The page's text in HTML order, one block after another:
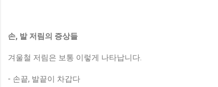
손, 발 저림의 증상들
겨울철 저림은 보통 이렇게 나타납니다.
- 손끝, 발끝이 차갑다